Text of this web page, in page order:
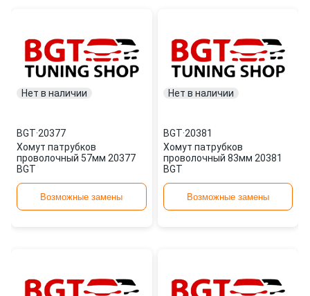
Нет в наличии
BGT·20377
Хомут патрубков
проволочный 57мм 20377
BGT
Возможные замены
Нет в наличии
BGT·20381
Хомут патрубков
проволочный 83мм 20381
BGT
Возможные замены